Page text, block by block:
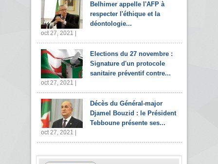
Belhimer appelle l'AFP à
respecter l'éthique et la
déontologie...
oct 27, 2021 |
Elections du 27 novembre :
Signature d'un protocole
sanitaire préventif contre...
oct 27, 2021 |
Décès du Général-major
Djamel Bouzid : le Président
Tebboune présente ses...
oct 27, 2021 |